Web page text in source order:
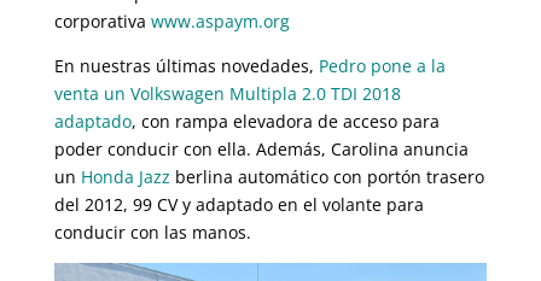
corporativa www.aspaym.org
En nuestras últimas novedades, Pedro pone a la
venta un Volkswagen Multipla 2.0 TDI 2018
adaptado, con rampa elevadora de acceso para
poder conducir con ella. Además, Carolina anuncia
un Honda Jazz berlina automático con portón trasero
del 2012, 99 CV y adaptado en el volante para
conducir con las manos.